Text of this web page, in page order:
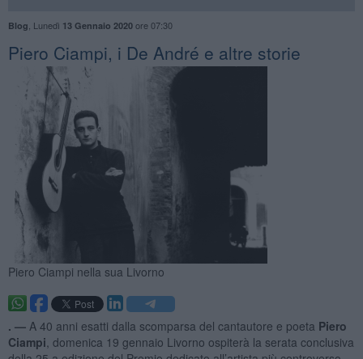
Blog Lunedì 13 Gennaio 2020ore 07:30
​Piero Ciampi, i De André e altre storie
Piero Ciampi nella sua Livorno
. — A 40 anni esatti dalla scomparsa del cantautore e poeta Piero
Ciampi , domenica 19 gennaio Livorno ospiterà la serata conclusiva